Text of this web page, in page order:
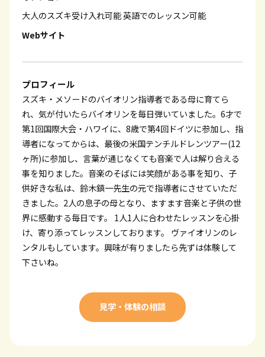
大人のスズキ受け入れ可能英語でのレッスン可能
Webサイト
プロフィール
スズキ・メソードのバイオリン指導者である母に育てら
れ、気が付いたらバイオリンを毎日弾いていました。6才で
第1回国際大会・ハワイに、8歳で第4回ドイツに参加し、指
導者になってからは、最後の米国テンチルドレンツアー(12
ヶ所)に参加し、言葉が通じなくても音楽で人は解り合える
事を知りました。音楽のそばには笑顔がある事を知り、子
供好きな私は、鈴木鎮一先生の元で指導者にさせていただ
きました。2人の息子の母となり、ますます音楽と子供の世
界に感動する毎日です。 1人1人に合わせたレッスンを心掛
け、寄り添ってレッスンしております。 ヴァイオリンのレ
ンタルもしています。興味が有りましたら先ずは体験して
下さいね。
見学・体験の相談